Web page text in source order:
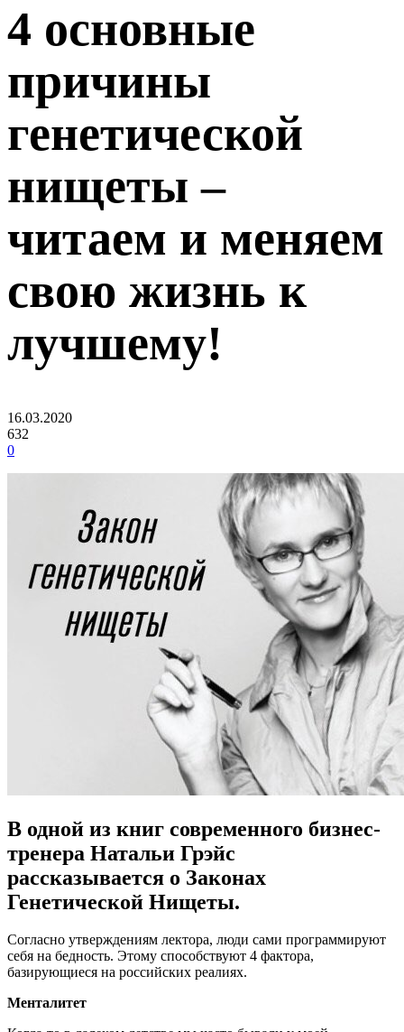
4 основные
причины
генетической
нищеты –
читаем и меняем
свою жизнь к
лучшему!
16.03.2020
632
0
В одной из книг современного бизнес-
тренера Натальи Грэйс
рассказывается о Законах
Генетической Нищеты.
Согласно утверждениям лектора, люди сами программируют
себя на бедность. Этому способствуют 4 фактора,
базирующиеся на российских реалиях.
Менталитет